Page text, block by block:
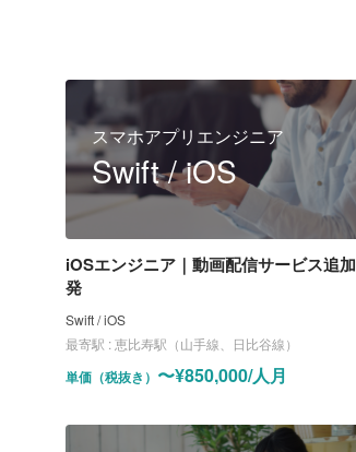
スマホアプリエンジニア
Swift / iOS
iOSエンジニア｜動画配信サービス追
発
Swift / iOS
最寄駅 :恵比寿駅（山手線、日比谷線）
単価（税抜き） 〜¥850,000/人月